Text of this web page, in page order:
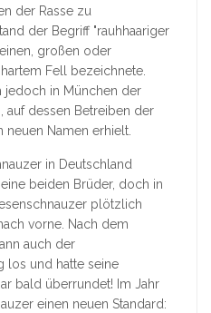
der Rasse zu
der Begriff "rauhhaariger
großen oder
Fell bezeichnete.
jedoch in München der
auf dessen Betreiben der
neuen Namen erhielt.
in Deutschland
beiden Brüder, doch in
plötzlich
vorne. Nach dem
auch der
los und hatte seine
bald überrundet! Im Jahr
einen neuen Standard: